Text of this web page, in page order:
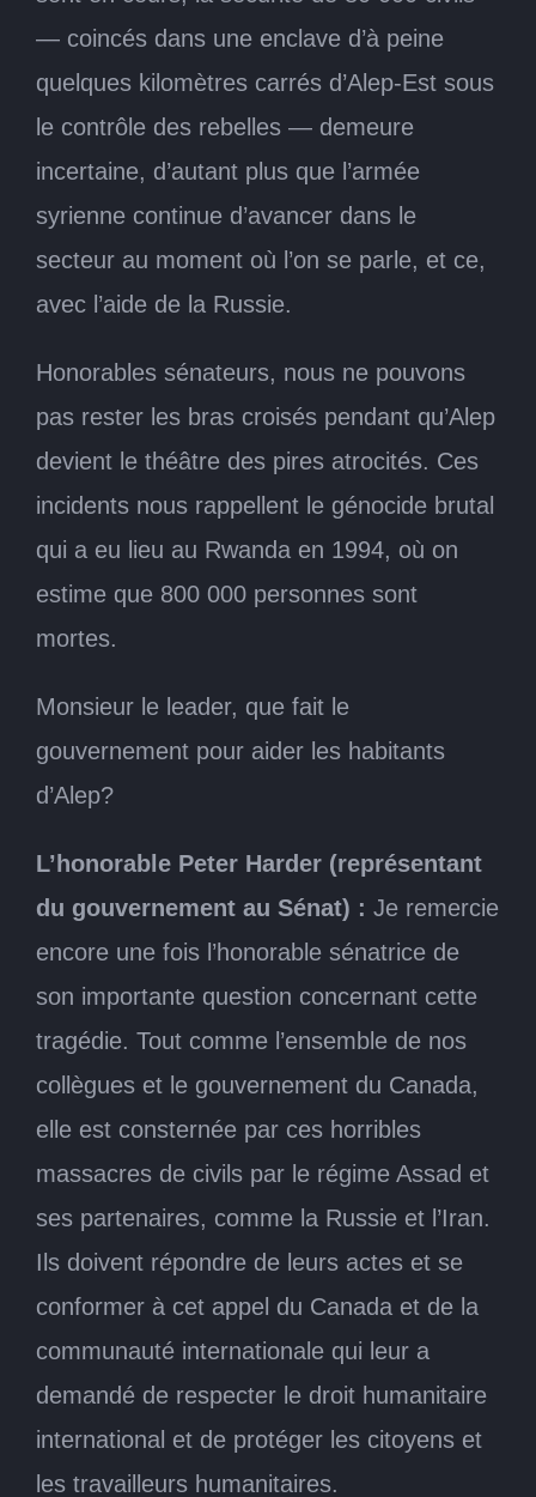
— coincés dans une enclave d’à peine
quelques kilomètres carrés d’Alep-Est sous
le contrôle des rebelles — demeure
incertaine, d’autant plus que l’armée
syrienne continue d’avancer dans le
secteur au moment où l’on se parle, et ce,
avec l’aide de la Russie.
Honorables sénateurs, nous ne pouvons
pas rester les bras croisés pendant qu’Alep
devient le théâtre des pires atrocités. Ces
incidents nous rappellent le génocide brutal
qui a eu lieu au Rwanda en 1994, où on
estime que 800 000 personnes sont
mortes.
Monsieur le leader, que fait le
gouvernement pour aider les habitants
d’Alep?
L’honorable Peter Harder (représentant
du gouvernement au Sénat) : Je remercie
encore une fois l’honorable sénatrice de
son importante question concernant cette
tragédie. Tout comme l’ensemble de nos
collègues et le gouvernement du Canada,
elle est consternée par ces horribles
massacres de civils par le régime Assad et
ses partenaires, comme la Russie et l’Iran.
Ils doivent répondre de leurs actes et se
conformer à cet appel du Canada et de la
communauté internationale qui leur a
demandé de respecter le droit humanitaire
international et de protéger les citoyens et
les travailleurs humanitaires.